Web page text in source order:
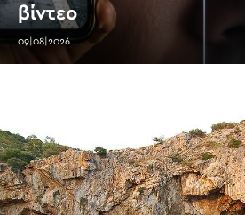
βίντεο
09|08|2026